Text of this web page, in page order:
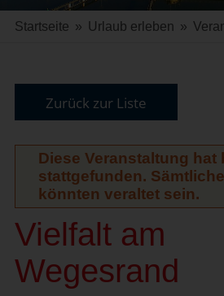
Startseite » Urlaub erleben »
Zurück zur Liste
Diese Veranstaltung hat
stattgefunden.
könnten veraltet sein.
Vielfalt am
Wegesrand